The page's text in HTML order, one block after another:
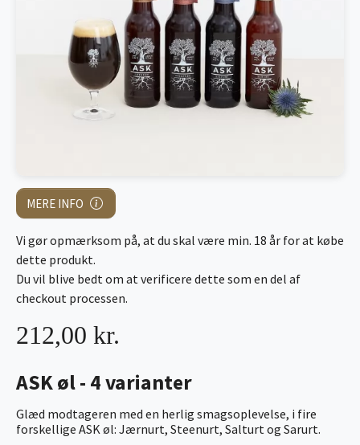
MERE INFO
ASK øl - 4 varianter
Glæd modtageren med en herlig smagsoplevelse, i fire
forskellige ASK øl: Jærnurt, Steenurt, Salturt og Sarurt.
212,00 kr.
Vi gør opmærksom på, at du skal være min. 18 år for at købe
dette produkt.
Du vil blive bedt om at verificere dette som en del af
checkout processen.